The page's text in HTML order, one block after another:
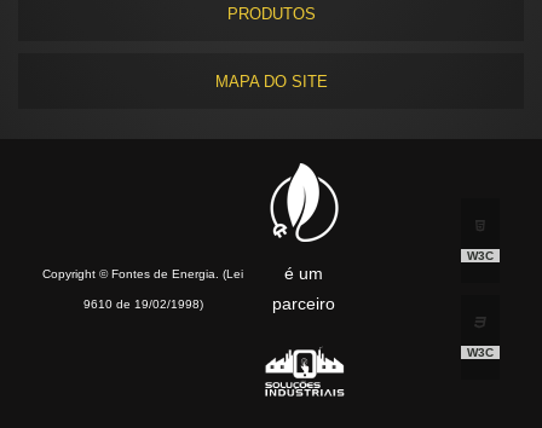
PRODUTOS
MAPA DO SITE
Copyright © Fontes de Energia. (Lei
9610 de 19/02/1998)
é um
parceiro
W3C
W3C